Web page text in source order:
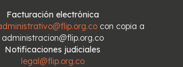
Facturación electrónica
con copia a
administracion@flip.org.co
Notificaciones judiciales
legal@flip.org.co